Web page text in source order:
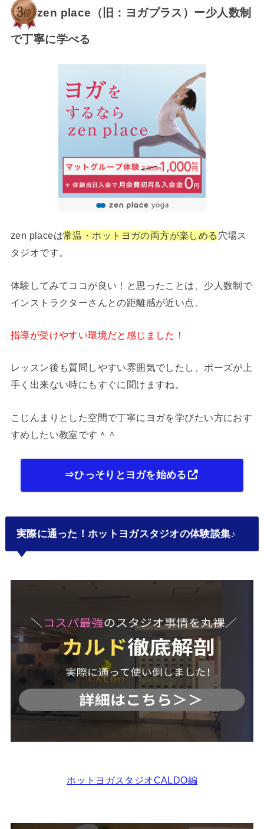
zen place（旧：ヨガプラス）ー少人数制
で丁寧に学べる
zen placeは常温・ホットヨガの両方が楽しめる 穴場ス
タジオです。
体験してみてココが良い！と思ったことは、少人数制で
インストラクターさんとの距離感が近い点。
指導が受けやすい環境だと感じました！
レッスン後も質問しやすい雰囲気でしたし、ポーズが上
手く出来ない時にもすぐに聞けますね。
こじんまりとした空間で丁寧にヨガを学びたい方におす
すめしたい教室です＾＾
⇒ひっそりとヨガを始める
実際に通った！ホットヨガスタジオの体験談集♪
ホットヨガスタジオCALDO編